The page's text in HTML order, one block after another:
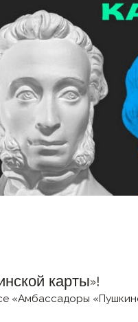
карты»!
«Амбассадоры